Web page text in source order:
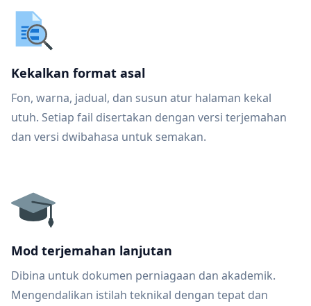
Kekalkan format asal
Fon, warna, jadual, dan susun atur halaman kekal
utuh. Setiap fail disertakan dengan versi terjemahan
dan versi dwibahasa untuk semakan.
Mod terjemahan lanjutan
Dibina untuk dokumen perniagaan dan akademik.
Mengendalikan istilah teknikal dengan tepat dan